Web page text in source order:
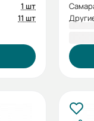
1 шт
11 шт